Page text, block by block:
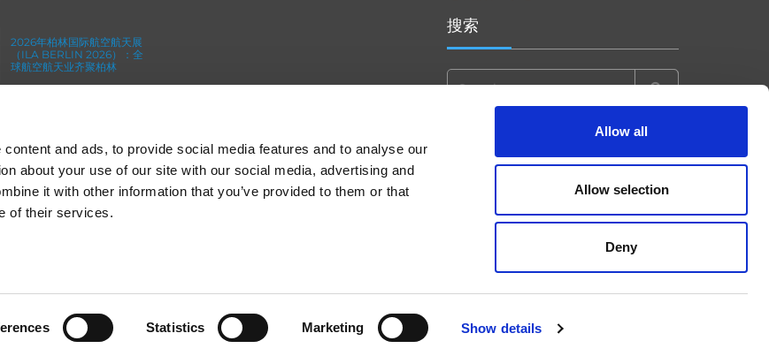
and ads, to provide social media features and to analyse our
about your use of our site with our social media, advertising and
it with other information that you’ve provided to them or that
of their services.
Statistics Marketing Show details
Allow all
Allow selection
Deny
2026年柏林国际航空航天展
（ILA BERLIN 2026）：全
球航空航天业齐聚柏林
搜索
Search
© 2013-2025 Extrude Hone. All rights reserved.
备案号：沪ICP备19036063
you the best experience on our website.
which cookies we are using or switch them off in
Accept